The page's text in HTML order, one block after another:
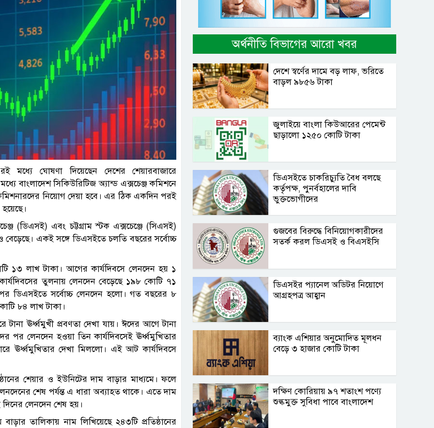
ঘোষণা দিয়েছেন দেশের শেয়ারবাজারে
বাংলাদেশ সিকিউরিটিজ অ্যান্ড এক্সচেঞ্জ কমিশনে
নিয়োগ দেয়া হবে। এর ঠিক একদিন পরই
(ডিএসই) এবং চট্টগ্রাম স্টক এক্সচেঞ্জে (সিএসই)
একই সঙ্গে ডিএসইতে চলতি বছরের সর্বোচ্চ
১৩ লাখ টাকা। আগের কার্যদিবসে লেনদেন হয় ১
তুলনায় লেনদেন বেড়েছে ১৯৮ কোটি ৭১
ডিএসইতে সর্বোচ্চ লেনদেন হলো। গত বছরের ৮
৮৪ লাখ টাকা।
ঊর্ধ্বমুখী প্রবণতা দেখা যায়। ঈদের আগে টানা
পর লেনদেন হওয়া তিন কার্যদিবসেই ঊর্ধ্বমুখিতার
ঊর্ধ্বমুখিতার দেখা মিললো। এই আট কার্যদিবসে
শেয়ার ও ইউনিটের দাম বাড়ার মাধ্যমে। ফলে
শেষ পর্যন্ত এ ধারা অব্যাহত থাকে। এতে দাম
লেনদেন শেষ হয়।
তালিকায় নাম লিখিয়েছে ২৪৩টি প্রতিষ্ঠানের
অর্থনীতি বিভাগের আরো খবর
দেশে স্বর্ণের দামে বড় লাফ, ভরিতে
বাড়ল ৯৮৫৬ টাকা
জুলাইয়ে বাংলা কিউআরের পেমেন্ট
ছাড়ালো ১২৫০ কোটি টাকা
ডিএসইতে চাকরিচ্যুতি বৈধ বলছে
কর্তৃপক্ষ, পুনর্বহালের দাবি
ভুক্তভোগীদের
গুজবের বিরুদ্ধে বিনিয়োগকারীদের
সতর্ক করল ডিএসই ও বিএসইসি
ডিএসইর প্যানেল অডিটর নিয়োগে
আগ্রহপত্র আহ্বান
ব্যাংক এশিয়ার অনুমোদিত মূলধন
বেড়ে ৩ হাজার কোটি টাকা
দক্ষিণ কোরিয়ায় ৯৭ শতাংশ পণ্যে
শুল্কমুক্ত সুবিধা পাবে বাংলাদেশ